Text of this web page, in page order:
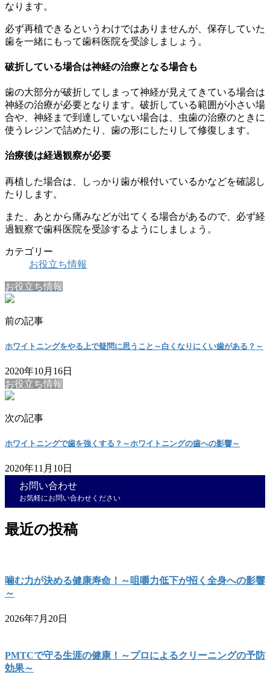
なります。
必ず再植できるというわけではありませんが、保存していた
歯を一緒にもって歯科医院を受診しましょう。
破折している場合は神経の治療となる場合も
歯の大部分が破折してしまって神経が見えてきている場合は
神経の治療が必要となります。破折している範囲が小さい場
合や、神経まで到達していない場合は、虫歯の治療のときに
使うレジンで詰めたり、歯の形にしたりして修復します。
治療後は経過観察が必要
再植した場合は、しっかり歯が根付いているかなどを確認し
たりします。
また、あとから痛みなどが出てくる場合があるので、必ず経
過観察で歯科医院を受診するようにしましょう。
カテゴリー
お役立ち情報
お役立ち情報
前の記事
ホワイトニングをやる上で疑問に思うこと～白くなりにくい歯がある？～
2020年10月16日
お役立ち情報
次の記事
ホワイトニングで歯を強くする？～ホワイトニングの歯への影響～
2020年11月10日
お問い合わせ
お気軽にお問い合わせください
最近の投稿
噛む力が決める健康寿命！～咀嚼力低下が招く全身への影響
～
2026年7月20日
PMTCで守る生涯の健康！～プロによるクリーニングの予防
効果～